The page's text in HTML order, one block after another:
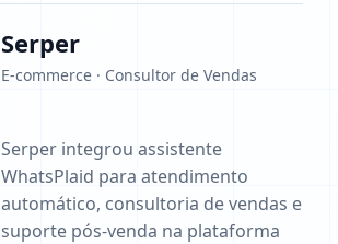
Serper
E-commerce · Consultor de Vendas
Serper integrou assistente
WhatsPlaid para atendimento
automático, consultoria de vendas e
suporte pós-venda na plataforma